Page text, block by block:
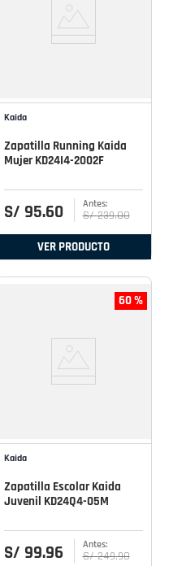
Kaida
Zapatilla Running Kaida
Mujer KD24I4-2002F
S/ 95.60 S/ 239.00
VER PRODUCTO
60 %
Kaida
Zapatilla Escolar Kaida
Juvenil KD24Q4-05M
S/ 99.96 S/ 249.90